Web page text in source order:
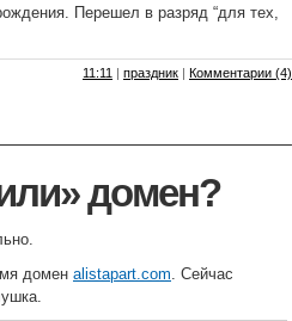
Перешел в разряд “для тех,
11:11 | праздник | Комментарии (4)
домен?
домен alistapart.com. Сейчас